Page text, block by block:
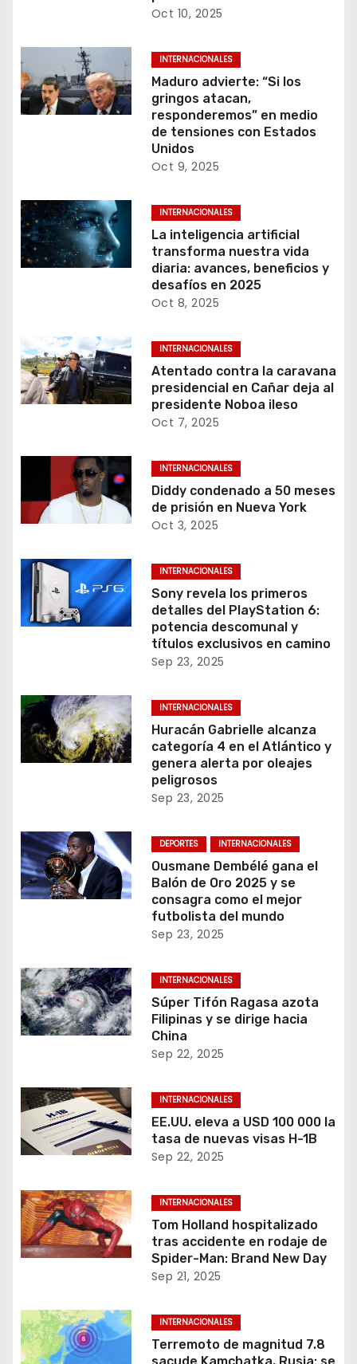
Oct 10, 2025
INTERNACIONALES
Maduro advierte: “Si los
gringos atacan,
responderemos” en medio
de tensiones con Estados
Unidos
Oct 9, 2025
INTERNACIONALES
La inteligencia artificial
transforma nuestra vida
diaria: avances, beneficios y
desafíos en 2025
Oct 8, 2025
INTERNACIONALES
Atentado contra la caravana
presidencial en Cañar deja al
presidente Noboa ileso
Oct 7, 2025
INTERNACIONALES
Diddy condenado a 50 meses
de prisión en Nueva York
Oct 3, 2025
INTERNACIONALES
Sony revela los primeros
detalles del PlayStation 6:
potencia descomunal y
títulos exclusivos en camino
Sep 23, 2025
INTERNACIONALES
Huracán Gabrielle alcanza
categoría 4 en el Atlántico y
genera alerta por oleajes
peligrosos
Sep 23, 2025
DEPORTES INTERNACIONALES
Ousmane Dembélé gana el
Balón de Oro 2025 y se
consagra como el mejor
futbolista del mundo
Sep 23, 2025
INTERNACIONALES
Súper Tifón Ragasa azota
Filipinas y se dirige hacia
China
Sep 22, 2025
INTERNACIONALES
EE.UU. eleva a USD 100 000 la
tasa de nuevas visas H-1B
Sep 22, 2025
INTERNACIONALES
Tom Holland hospitalizado
tras accidente en rodaje de
Spider-Man: Brand New Day
Sep 21, 2025
INTERNACIONALES
Terremoto de magnitud 7.8